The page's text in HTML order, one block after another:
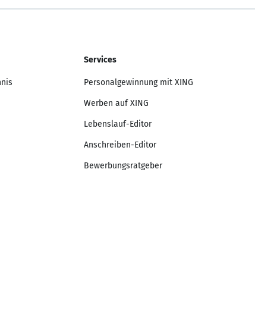
Services
Personalgewinnung mit XING
Werben auf XING
Lebenslauf-Editor
Anschreiben-Editor
Bewerbungsratgeber